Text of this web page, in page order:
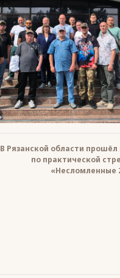
В Рязанской области прошёл
по практической
«Несломленные